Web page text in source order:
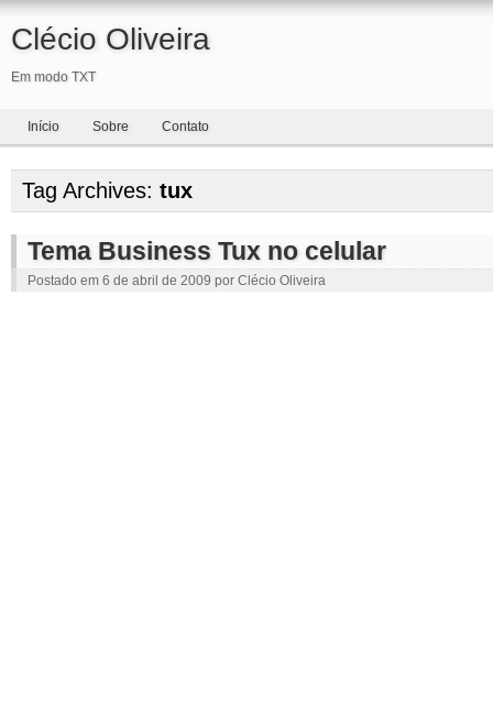
Clécio Oliveira
Em modo TXT
Início Sobre Contato
Tag Archives: tux
Tema Business Tux no celular
Postado em 6 de abril de 2009 por Clécio Oliveira